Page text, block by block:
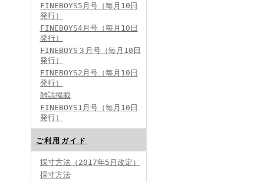
FINEBOYS5月号（毎月10日
発行）
FINEBOYS4月号（毎月10日
発行）
FINEBOYS３月号（毎月10日
発行）
FINEBOYS2月号（毎月10日
発行）
雑誌掲載
FINEBOYS1月号（毎月10日
発行）
ご利用ガイド
採寸方法（2017年5月改定）
採寸方法